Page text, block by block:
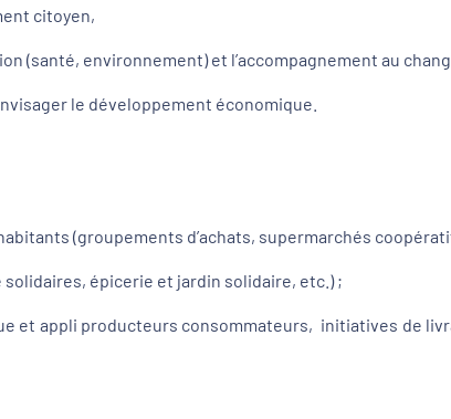
citoyen,
(santé, environnement) et l’accompagnement au
le développement économique.
(groupements d’achats, supermarchés
épicerie et jardin solidaire, etc.) ;
et appli producteurs consommateurs, initiatives de